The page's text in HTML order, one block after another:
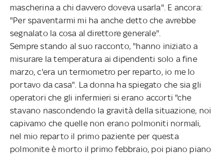
mascherina a chi davvero doveva usarla". E ancora:
"Per spaventarmi mi ha anche detto che avrebbe
segnalato la cosa al direttore generale".
Sempre stando al suo racconto, "hanno iniziato a
misurare la temperatura ai dipendenti solo a fine
marzo, c'era un termometro per reparto, io me lo
portavo da casa". La donna ha spiegato che sia gli
operatori che gli infermieri si erano accorti "che
stavano nascondendo la gravità della situazione, noi
capivamo che quelle non erano polmoniti normali,
nel mio reparto il primo paziente per questa
polmonite è morto il primo febbraio, poi piano piano